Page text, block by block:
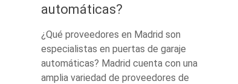
automáticas?
¿Qué proveedores en Madrid son
especialistas en puertas de garaje
automáticas? Madrid cuenta con una
amplia variedad de proveedores de